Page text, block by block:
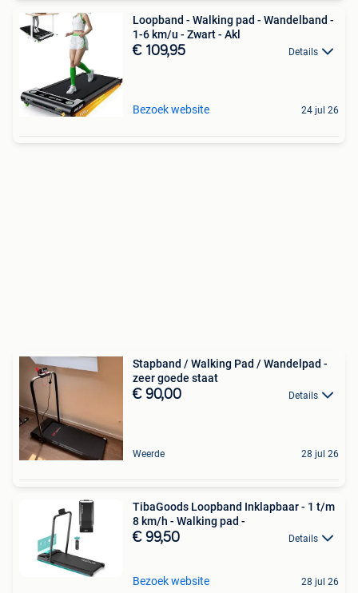
Loopband - Walking pad - Wandelband -
1-6 km/u - Zwart - Akl
€ 109,95 Details
Bezoek website 24 jul 26
Stapband / Walking Pad / Wandelpad -
zeer goede staat
€ 90,00 Details
Weerde 28 jul 26
TibaGoods Loopband Inklapbaar - 1 t/m
8 km/h - Walking pad -
€ 99,50 Details
Bezoek website 28 jul 26